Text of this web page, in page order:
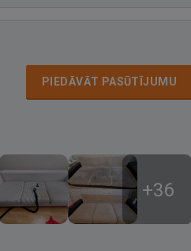
PIEDĀVĀT PASŪTĪJUMU
+36